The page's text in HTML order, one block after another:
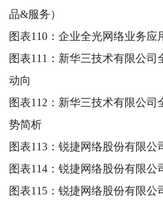
品&服务）
图表110：企业全光网络业务应
图表111： 新华三技术有限公司
动向
图表112： 新华三技术有限公司
势简析
图表113：锐捷网络股份有限公
图表114：锐捷网络股份有限公
图表115：锐捷网络股份有限公